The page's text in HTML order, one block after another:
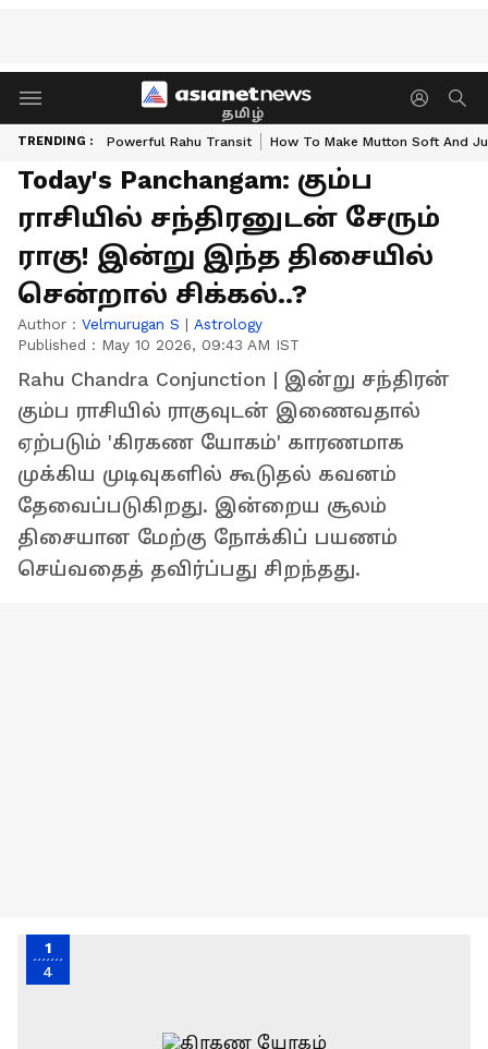
தமிழ்
TRENDING : Powerful Rahu Transit How To Make Mutton Soft And
Today's Panchangam: கும்ப
ராசியில் சந்திரனுடன் சேரும்
ராகு! இன்று இந்த திசையில்
சென்றால் சிக்கல்..?
Author : Velmurugan S | Astrology
Published : May 10 2026, 09:43 AM IST
Rahu Chandra Conjunction | இன்று சந்திரன்
கும்ப ராசியில் ராகுவுடன் இணைவதால்
ஏற்படும் 'கிரகண யோகம்' காரணமாக
முக்கிய முடிவுகளில் கூடுதல் கவனம்
தேவைப்படுகிறது. இன்றைய சூலம்
திசையான மேற்கு நோக்கிப் பயணம்
செய்வதைத் தவிர்ப்பது சிறந்தது.
1
4